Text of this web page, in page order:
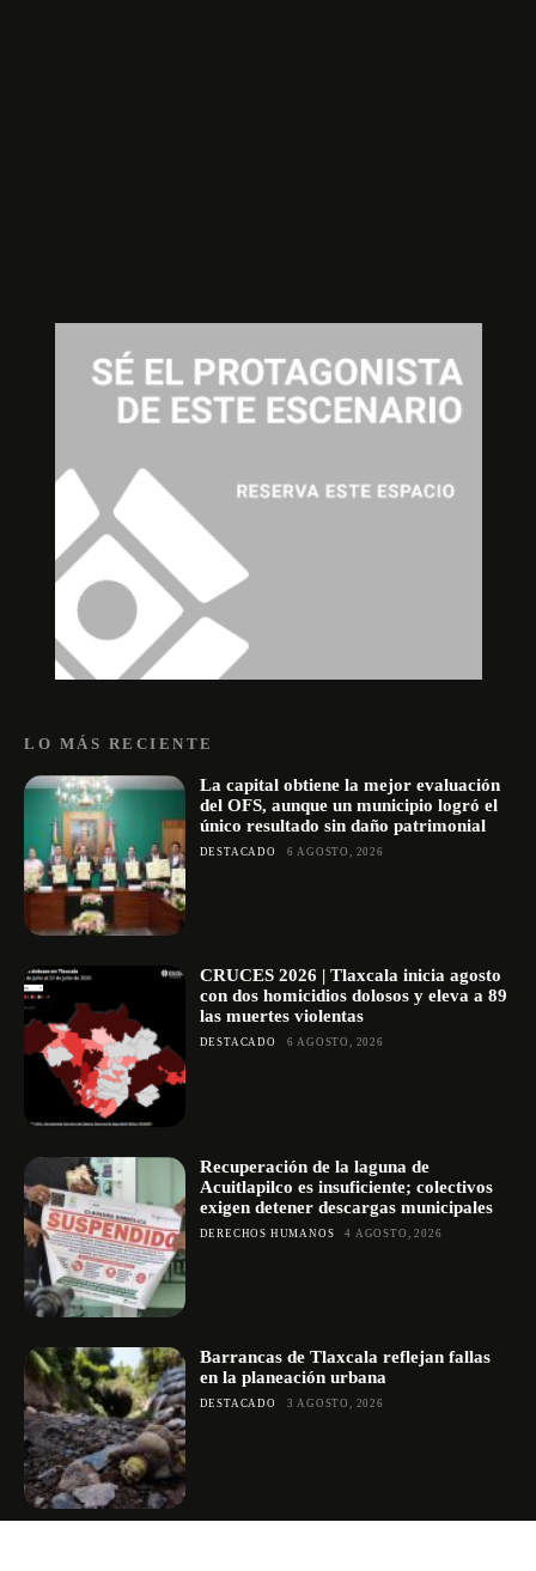
LO MÁS RECIENTE
La capital obtiene la mejor evaluación
del OFS, aunque un municipio logró el
único resultado sin daño patrimonial
DESTACADO 6 AGOSTO, 2026
CRUCES 2026 | Tlaxcala inicia agosto
con dos homicidios dolosos y eleva a 89
las muertes violentas
DESTACADO 6 AGOSTO, 2026
Recuperación de la laguna de
Acuitlapilco es insuficiente; colectivos
exigen detener descargas municipales
DERECHOS HUMANOS 4 AGOSTO, 2026
Barrancas de Tlaxcala reflejan fallas
en la planeación urbana
DESTACADO 3 AGOSTO, 2026